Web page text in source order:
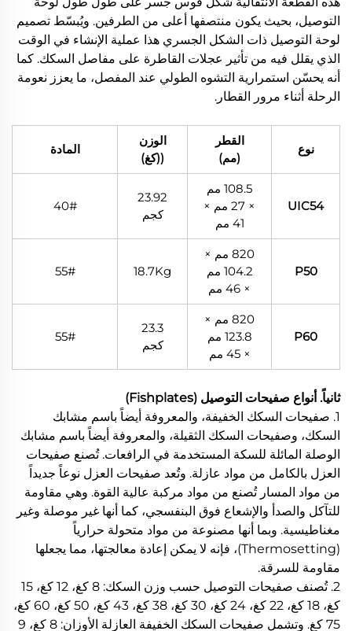
التوصيل، بحيث يكون منتصفها أعلى من الطرفين. ويُبسّط تصميم
لوحة التوصيل ذات الشكل الجسري هذا عملية الإنشاء في الوقت
الذي يقلل فيه من تأثير عجلات القاطرة على مفاصل السكك. كما
أنه يحسّن استمرارية التشوه الطولي عند المفصل، ما يعزز نعومة
الرحلة أثناء مرور القطار.
نوع
القطر
(مم)
الوزن
((كغ)
المادة
UIC54
108.5 مم
× 27 مم ×
41 مم
23.92
كجم
40#
P50
820 مم ×
104.2 مم
× 46 مم
18.7Kg
55#
P60
820 مم ×
123.8 مم
× 45 مم
23.3
كجم
55#
ثانياً. أنواع صفيحات التوصيل (Fishplates)
1. صفيحات السكك الخفيفة، والمعروفة أيضاً باسم مشابك
السكك، وصفيحات السكك الثقيلة، والمعروفة أيضاً باسم مشابك
الوصلة المائلة للسكة المستخدمة في الرافعات. تُصنع صفيحات
العزل بالكامل من مواد عازلة. وتُعد صفيحات العزل نوعاً جديداً
من مواد المسار تُصنع من مواد مركبة عالية القوة. وهي مقاومة
للتآكل والصدأ والإشعاع فوق البنفسجي، كما أنها غير موصلة وغير
مغناطيسية. وبما أنها مصنوعة من مواد متحولة حرارياً
(Thermosetting)، فإنه لا يمكن إعادة معالجتها، مما يجعلها
مقاومة للسرقة.
2. تُصنف صفيحات التوصيل حسب وزن السكك: 8 كغ، 12 كغ، 15
كغ، 18 كغ، 22 كغ، 24 كغ، 30 كغ، 38 كغ، 43 كغ، 50 كغ، 60 كغ،
75 كغ. وتشمل صفيحات السكك الخفيفة العازلة الأوزان: 8 كغ، 9